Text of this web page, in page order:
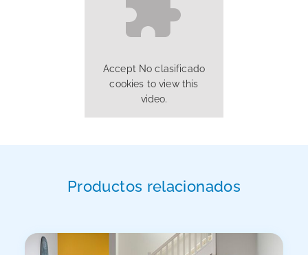
Accept No clasificado
cookies to view this
video.
Productos relacionados